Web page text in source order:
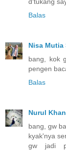
Balas
Nisa Mutia
bang, kok
pengen
Balas
Nurul
bang, gw
kyak'nya
gw jadi